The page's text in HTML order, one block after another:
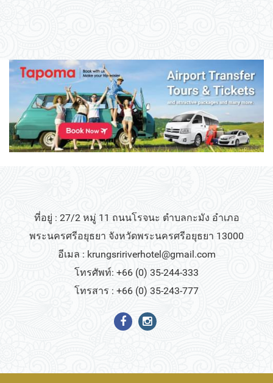
ที่อยู่ : 27/2 หมู่ 11 ถนนโรจนะ ตำบลกะมัง อำเภอ
พระนครศรีอยุธยา จังหวัดพระนครศรีอยุธยา 13000
อีเมล : krungsririverhotel@gmail.com
โทรศัพท์: +66 (0) 35-244-333
โทรสาร : +66 (0) 35-243-777